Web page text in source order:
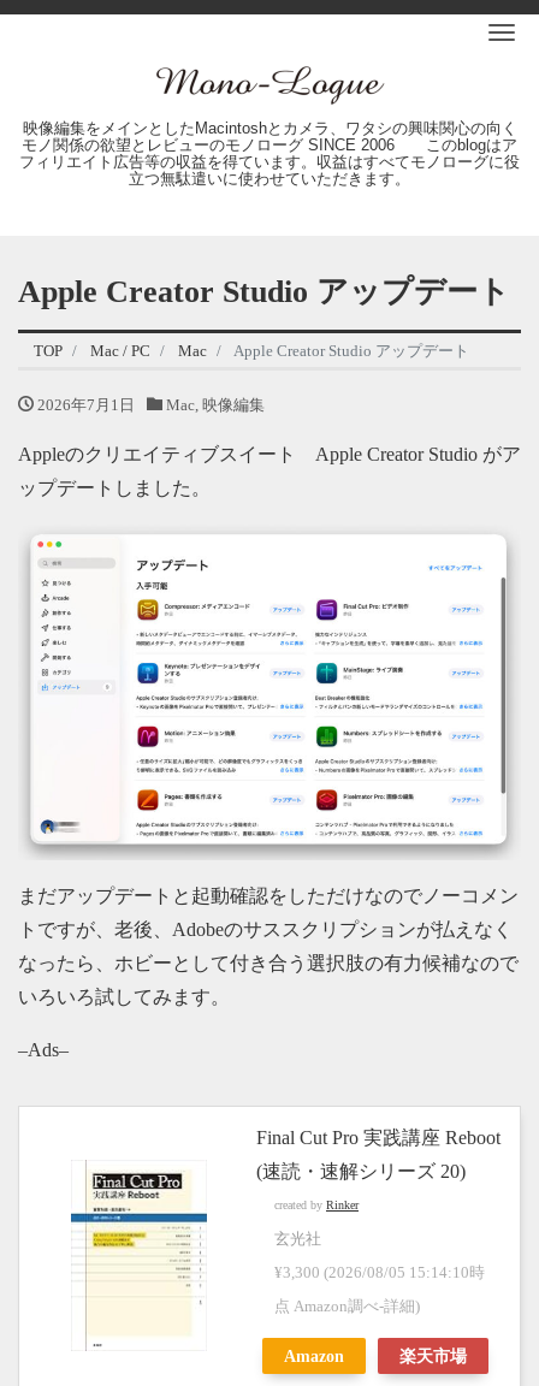
映像編集をメインとしたMacintoshとカメラ、ワタシの興味関心の向く
モノ関係の欲望とレビューのモノローグ SINCE 2006 このblogはア
フィリエイト広告等の収益を得ています。収益はすべてモノローグに役
立つ無駄遣いに使わせていただきます。
Apple Creator Studio アップデート
TOP Mac / PC Mac Apple Creator Studio アップデート
2026年7月1日 Mac, 映像編集
Appleのクリエイティブスイート Apple Creator Studio がア
ップデートしました。
まだアップデートと起動確認をしただけなのでノーコメン
トですが、老後、Adobeのサススクリプションが払えなく
なったら、ホビーとして付き合う選択肢の有力候補なので
いろいろ試してみます。
–Ads–
Final Cut Pro 実践講座 Reboot
(速読・速解シリーズ 20)
created by Rinker
玄光社
¥3,300 (2026/08/05 15:14:10時
点 Amazon調べ-詳細)
Amazon 楽天市場